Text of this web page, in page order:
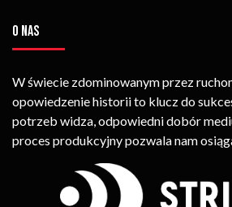
O NAS
W świecie zdominowanym przez
opowiedzenie historii to klucz do
potrzeb widza, odpowiedni dobór
proces produkcyjny pozwala nam